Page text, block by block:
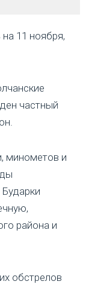
11 ноября,
частный
минометов и
района и
обстрелов